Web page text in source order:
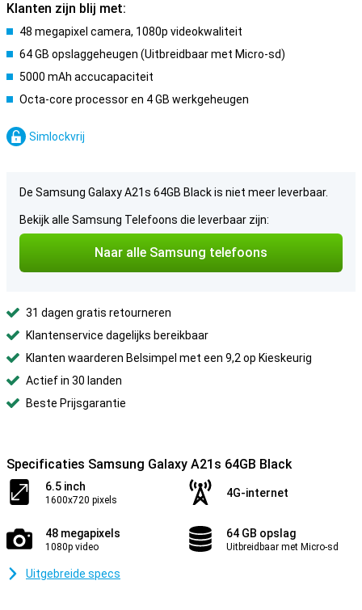
Klanten zijn blij met:
48 megapixel camera, 1080p videokwaliteit
64 GB opslaggeheugen (Uitbreidbaar met Micro-sd)
5000 mAh accucapaciteit
Octa-core processor en 4 GB werkgeheugen
Simlockvrij
De Samsung Galaxy A21s 64GB Black is niet meer leverbaar.
Bekijk alle Samsung Telefoons die leverbaar zijn:
Naar alle Samsung telefoons
31 dagen gratis retourneren
Klantenservice dagelijks bereikbaar
Klanten waarderen Belsimpel met een 9,2 op Kieskeurig
Actief in 30 landen
Beste Prijsgarantie
Specificaties Samsung Galaxy A21s 64GB Black
6.5 inch
1600x720 pixels
4G-internet
48 megapixels
1080p video
64 GB opslag
Uitbreidbaar met Micro-sd
Uitgebreide specs